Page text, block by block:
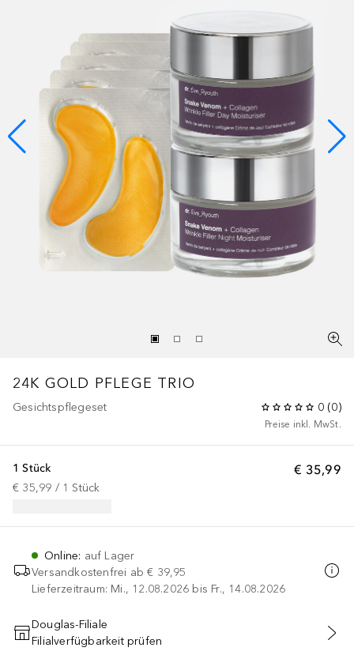
24K GOLD PFLEGE TRIO
Gesichtspflegeset 0 (0)
Preise inkl. MwSt.
€ 35,99
1 Stück
€ 35,99 / 1 Stück
Online: auf Lager
Versandkostenfrei ab € 39,95
Lieferzeitraum: Mi., 12.08.2026 bis Fr., 14.08.2026
IN DEN WARENKORB
Douglas-Filiale
Filialverfügbarkeit prüfen